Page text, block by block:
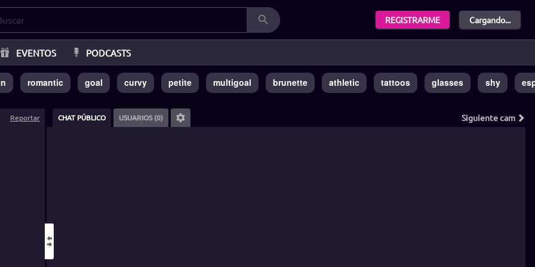
REGISTRARME Cargando...
EVENTOS PODCASTS
romantic goal curvy petite multigoal brunette athletic tattoos glasses shy
Reportar CHAT PÚBLICO USUARIOS (0) Siguientecam